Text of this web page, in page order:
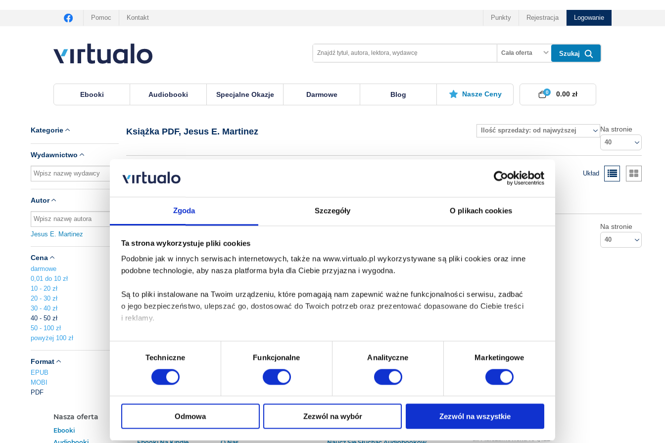
Zgoda Szczegóły O plikach cookies
Ta strona wykorzystuje pliki cookies
Podobnie jak w innych serwisach internetowych, także na www.virtualo.pl wykorzystywane są pliki cookies oraz inne
podobne technologie, aby nasza platforma była dla Ciebie przyjazna i wygodna.
Są to pliki instalowane na Twoim urządzeniu, które pomagają nam zapewnić ważne funkcjonalności serwisu, zadbać
o jego bezpieczeństwo, ulepszać go, dostosować do Twoich potrzeb oraz prezentować dopasowane do Ciebie treści
i reklamy.
Poza plikami, które są nam niezbędne do prawidłowego i bezpiecznego działania serwisu - są także takie, które wymagają
Twojej zgody.
Każda udzielona zgoda poprawi Twoje doświadczenia jeśli jesteś naszym Użytkownikiem.
Techniczne Funkcjonalne Analityczne Marketingowe
Odmowa Zezwól na wybór Zezwól na wszystkie
Pomoc Kontakt Punkty Rejestracja Logowanie
Cała oferta Szukaj
Ebooki Audiobooki Specjalne Okazje Darmowe Blog Nasze Ceny 0
0.00 zł
Kategorie
Wydawnictwo
Autor
Jesus E. Martinez
Cena
darmowe
0,01 do 10 zł
10 - 20 zł
20 - 30 zł
30 - 40 zł
40 - 50 zł
50 - 100 zł
powyżej 100 zł
Format
EPUB
MOBI
PDF
Książka PDF, Jesus E. Martinez Ilość sprzedaży: od najwyższej Na stronie
40
Układ
Brak pozycji.
Na stronie
40
Nasza oferta
Ebooki
Polecamy
Darmowe Ebooki
Kontakt
Baza wiedzy
Który Format Ebooka Wybrać?
Kontakt
Empik S.A
ul. Marszałkowska 104/122